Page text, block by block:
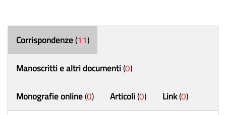
Corrispondenze(11)
Manoscritti e altri documenti(0)
Monografie online(0) Articoli(0) Link(0)